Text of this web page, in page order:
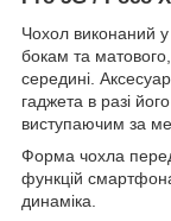
Чохол виконаний
бокам та
середині.
гаджета в разі
виступаючим за
Форма чохла
функцій
динаміка.